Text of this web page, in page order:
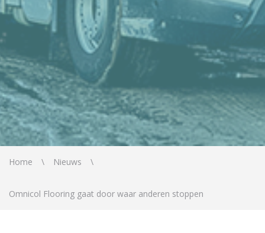
Home Nieuws
Omnicol Flooring gaat door waar anderen stoppen